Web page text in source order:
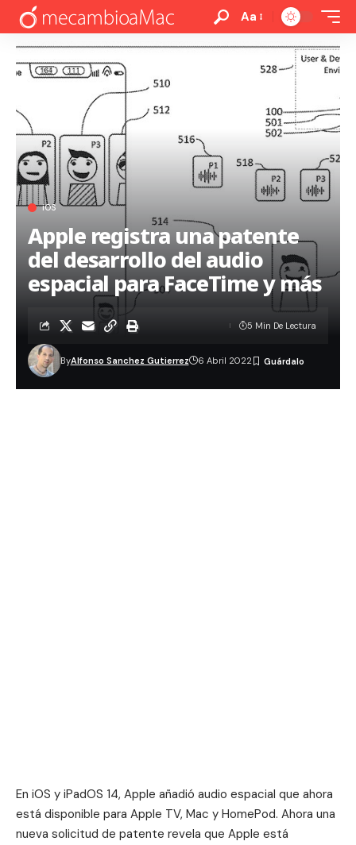
Aa
iOS
Apple registra una patente
del desarrollo del audio
espacial para FaceTime y más
ByAlfonso Sanchez Gutierrez 6 Abril 2022
5 Min De Lectura
En iOS y iPadOS 14, Apple añadió audio espacial que ahora
está disponible para Apple TV, Mac y HomePod. Ahora una
nueva solicitud de patente revela que Apple está